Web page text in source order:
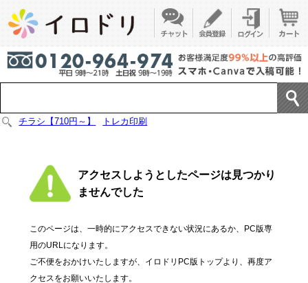
チラシ【710円～】 トレカ印刷
アクセスしようとしたページは見つかり
ませんでした
このページは、一時的にアクセスできない状況にあるか、PC版専
用のURLになります。
ご不便をおかけいたしますが、イロドリPC版トップより、再度ア
クセスをお願いいたします。